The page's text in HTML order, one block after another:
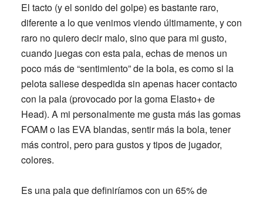
El tacto (y el sonido del golpe) es bastante raro,
diferente a lo que venimos viendo últimamente, y con
raro no quiero decir malo, sino que para mi gusto,
cuando juegas con esta pala, echas de menos un
poco más de “sentimiento” de la bola, es como si la
pelota saliese despedida sin apenas hacer contacto
con la pala (provocado por lagoma Elasto+de
Head). A mi personalmente me gusta más las gomas
FOAM o las EVA blandas, sentir más la bola, tener
más control, pero para gustos y tipos de jugador,
colores.
Es una pala quedefiniríamos con un 65% de